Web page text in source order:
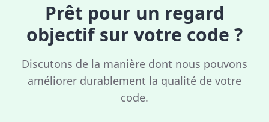
Prêt pour un regard
objectif sur votre code ?
Discutons de la manière dont nous pouvons
améliorer durablement la qualité de votre
code.